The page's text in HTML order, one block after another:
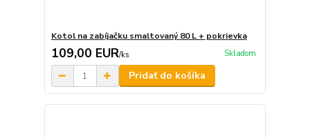
Kotol na zabíjačku smaltovaný 80 L + pokrievka
109,00 EUR/ks Skladom
Pridať do košíka